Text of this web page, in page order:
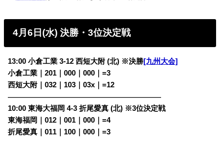
4月6日(水) 決勝・3位決定戦
13:00 小倉工業 3-12 西短大附 (北) ※決勝[九州大会]
小倉工業｜201｜000｜000｜=3
西短大附｜032｜103｜03x｜=12
————————————————————————
10:00 東海大福岡 4-3 折尾愛真 (北) ※3位決定戦
東海福岡｜012｜001｜000｜=4
折尾愛真｜011｜100｜000｜=3